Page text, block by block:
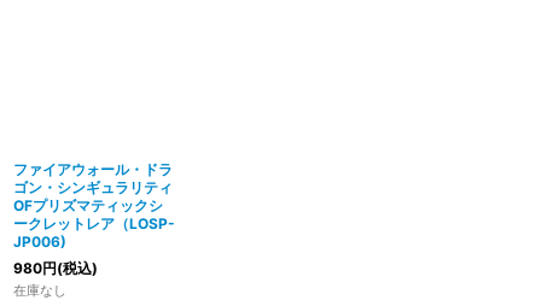
ファイアウォール・ドラ
ゴン・シンギュラリティ
OFプリズマティックシ
ークレットレア（LOSP-
JP006)
980円(税込)
在庫なし